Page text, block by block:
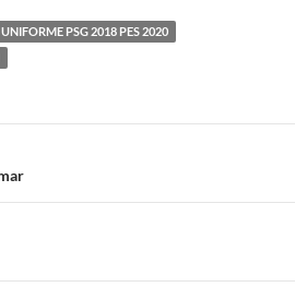
UNIFORME PSG 2018 PES 2020